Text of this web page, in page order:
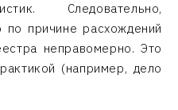
Следовательно,
по причине расхождений
неправомерно. Это
(например, дело